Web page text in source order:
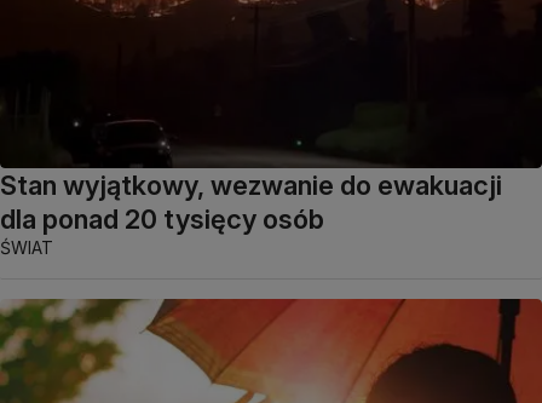
Stan wyjątkowy, wezwanie do ewakuacji
dla ponad 20 tysięcy osób
ŚWIAT